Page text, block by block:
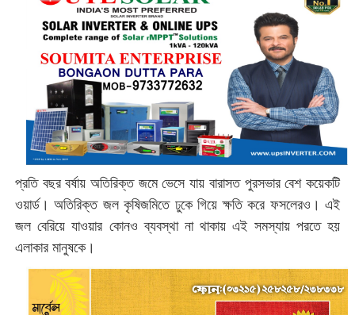
প্রতি বছর বর্ষায় অতিরিক্ত জমে ভেসে যায় বারাসত পুরসভার বেশ কয়েকটি
ওয়ার্ড। অতিরিক্ত জল কৃষিজমিতে ঢুকে গিয়ে ক্ষতি করে ফসলেরও। এই
জল বেরিয়ে যাওয়ার কোনও ব্যবস্থা না থাকায় এই সমস্যায় পরতে হয়
এলাকার মানুষকে।